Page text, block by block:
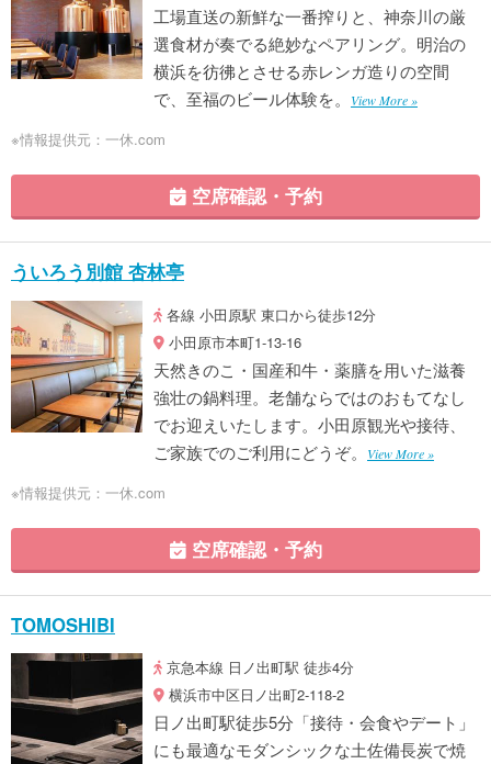
工場直送の新鮮な一番搾りと、神奈川の厳
選食材が奏でる絶妙なペアリング。明治の
横浜を彷彿とさせる赤レンガ造りの空間
で、至福のビール体験を。
View More »
※情報提供元：一休.com
空席確認・予約
ういろう別館 杏林亭
各線 小田原駅 東口から徒歩12分
小田原市本町1-13-16
天然きのこ・国産和牛・薬膳を用いた滋養
強壮の鍋料理。老舗ならではのおもてなし
でお迎えいたします。小田原観光や接待、
ご家族でのご利用にどうぞ。
View More »
※情報提供元：一休.com
空席確認・予約
TOMOSHIBI
京急本線 日ノ出町駅 徒歩4分
横浜市中区日ノ出町2-118-2
日ノ出町駅徒歩5分「接待・会食やデート」
にも最適なモダンシックな土佐備長炭で焼